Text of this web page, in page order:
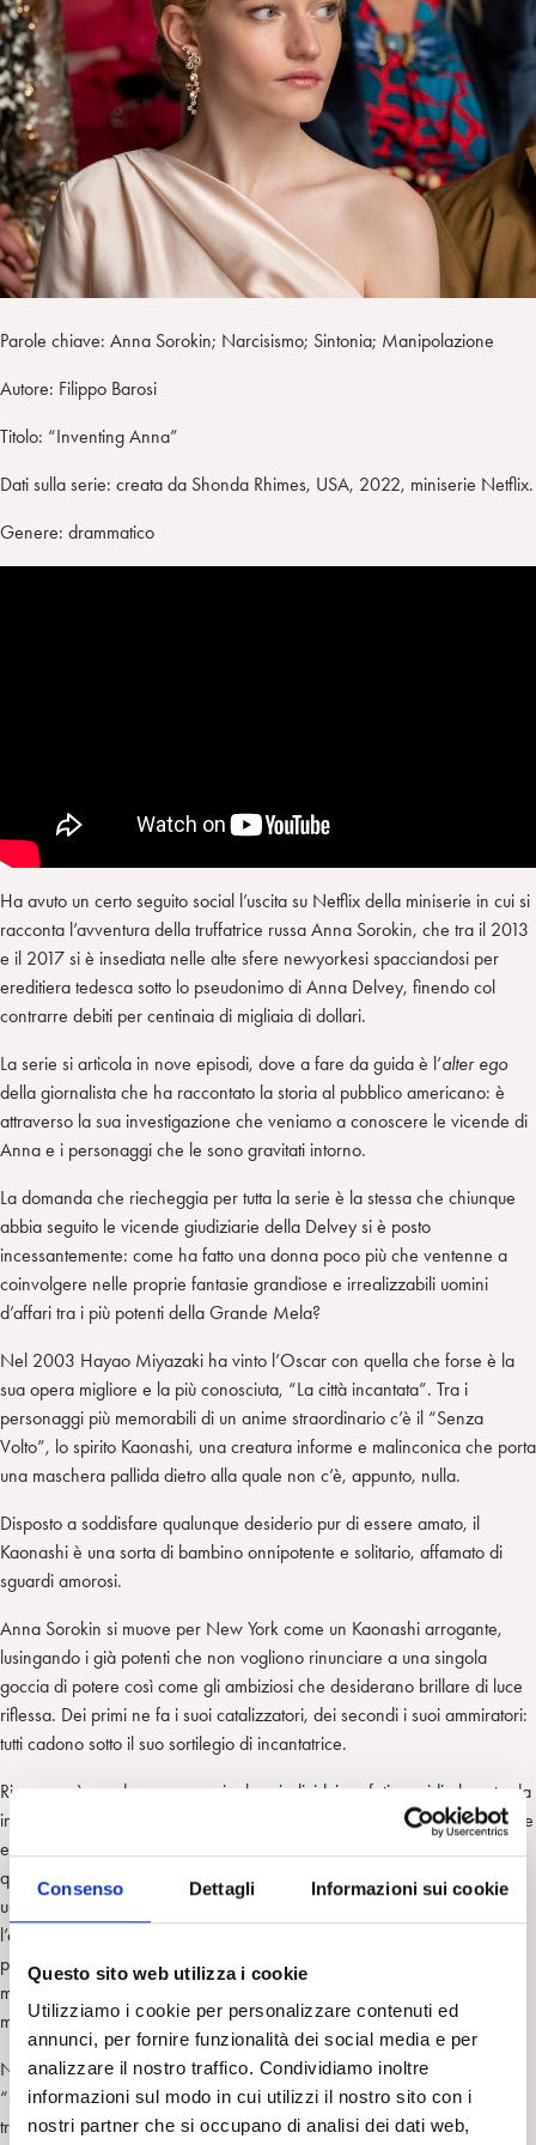
Consenso Dettagli Informazioni sui cookie
Questo sito web utilizza i cookie
Utilizziamo i cookie per personalizzare contenuti ed
annunci, per fornire funzionalità dei social media e per
analizzare il nostro traffico. Condividiamo inoltre
informazioni sul modo in cui utilizzi il nostro sito con i
nostri partner che si occupano di analisi dei dati web,
i
n
t
r
a
m
Parole chiave: Anna Sorokin; Narcisismo; Sintonia; Manipolazione
Autore: Filippo Barosi
Titolo: “Inventing Anna”
Dati sulla serie: creata da Shonda Rhimes, USA, 2022, miniserie Netflix.
Genere: drammatico
Ha avuto un certo seguito social l’uscita su Netflix della miniserie in cui si
racconta l’avventura della truffatrice russa Anna Sorokin, che tra il 2013
e il 2017 si è insediata nelle alte sfere newyorkesi spacciandosi per
ereditiera tedesca sotto lo pseudonimo di Anna Delvey, finendo col
contrarre debiti per centinaia di migliaia di dollari.
La serie si articola in nove episodi, dove a fare da guida è l’alter ego
della giornalista che ha raccontato la storia al pubblico americano: è
attraverso la sua investigazione che veniamo a conoscere le vicende di
Anna e i personaggi che le sono gravitati intorno.
La domanda che riecheggia per tutta la serie è la stessa che chiunque
abbia seguito le vicende giudiziarie della Delvey si è posto
incessantemente: come ha fatto una donna poco più che ventenne a
coinvolgere nelle proprie fantasie grandiose e irrealizzabili uomini
d’affari tra i più potenti della Grande Mela?
Nel 2003 Hayao Miyazaki ha vinto l’Oscar con quella che forse è la
sua opera migliore e la più conosciuta, “La città incantata”. Tra i
personaggi più memorabili di un anime straordinario c’è il “Senza
Volto”, lo spirito Kaonashi, una creatura informe e malinconica che porta
una maschera pallida dietro alla quale non c’è, appunto, nulla.
Disposto a soddisfare qualunque desiderio pur di essere amato, il
Kaonashi è una sorta di bambino onnipotente e solitario, affamato di
sguardi amorosi.
Anna Sorokin si muove per New York come un Kaonashi arrogante,
lusingando i già potenti che non vogliono rinunciare a una singola
goccia di potere così come gli ambiziosi che desiderano brillare di luce
riflessa. Dei primi ne fa i suoi catalizzatori, dei secondi i suoi ammiratori:
tutti cadono sotto il suo sortilegio di incantatrice.
Riesce così a sedurre e a manipolare individui scafati e avidi al punto da
inglobarli nel suo delirio: meritarsi senza reali garanzie un prestito di tale
entità da poter avviare una Fondazione a lei intitolata. Non una
qualsiasi, ammesso ne esistano, ma una tanto importante da diventare
unica al mondo, in un palazzo tra i più prestigiosi di New York e con
l’appoggio di personalità d’eccellenza assoluta. Eppure Anna non è
particolarmente bella né tantomeno simpatica, è certo carismatica e
molto astuta, ma non conosce davvero grandi cose oltre al cianciare
mellifluo di arte e moda di cui pare essersi rivestita fin da bambina.
Nella sua ricerca incrollabile la giornalista si immagina che questa
“manipolatrice narcisista psicopatica” debba avere chissà quale storia
traumatica. Scopre su di lei miti che nascono da un papà mafioso e